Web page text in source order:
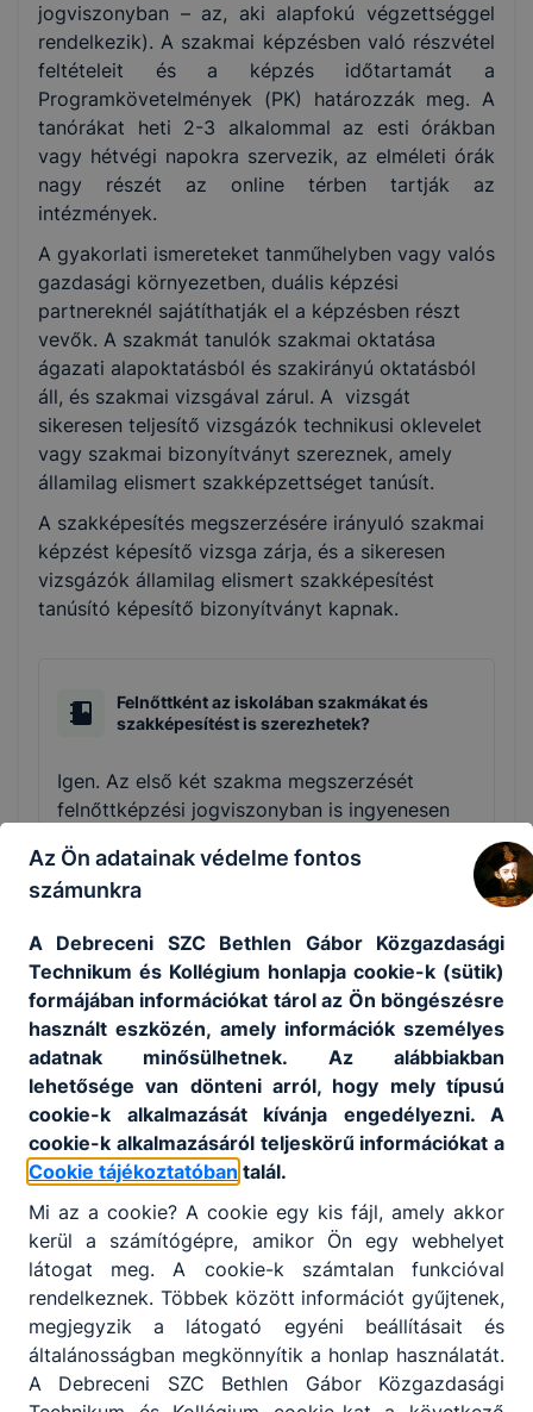
jogviszonyban – az, aki alapfokú végzettséggel
rendelkezik). A szakmai képzésben való részvétel
feltételeit és a képzés időtartamát a
Programkövetelmények (PK) határozzák meg. A
tanórákat heti 2-3 alkalommal az esti órákban
vagy hétvégi napokra szervezik, az elméleti órák
nagy részét az online térben tartják az
intézmények.
A gyakorlati ismereteket tanműhelyben vagy valós
gazdasági környezetben, duális képzési
partnereknél sajátíthatják el a képzésben részt
vevők. A szakmát tanulók szakmai oktatása
ágazati alapoktatásból és szakirányú oktatásból
áll, és szakmai vizsgával zárul. A vizsgát
sikeresen teljesítő vizsgázók technikusi oklevelet
vagy szakmai bizonyítványt szereznek, amely
államilag elismert szakképzettséget tanúsít.
A szakképesítés megszerzésére irányuló szakmai
képzést képesítő vizsga zárja, és a sikeresen
vizsgázók államilag elismert szakképesítést
tanúsító képesítő bizonyítványt kapnak.
Felnőttként az iskolában szakmákat és
szakképesítést is szerezhetek?
Igen. Az első két szakma megszerzését
felnőttképzési jogviszonyban is ingyenesen
az együttműködési megállapodással
rendelkező nem állami szakképző intézmény
részvételre jogosult. Ingyenes képzéseinken
az első képesítő vizsga letételéig
térítésmentesen tanulhatnak azok, akik még
nem rendelkeznek az új szakképzési
rendszerben szerzett szakképesítéssel
Munka mellett is tudok szakmát vagy
államilag elismert szakképesítést szerezni?
Az iskolák a felnőttek számára mind a
szakmai oktatást, mind a szakmai képzést
rugalmasan, akár munka mellett, rövid idő
alatt szervezik meg, gyakran az esti órákban,
akár hétvégén is. Az egyes intézmények
Az Ön adatainak védelme fontos
számunkra
A Debreceni SZC Bethlen Gábor Közgazdasági
Technikum és Kollégium honlapja cookie-k (sütik)
formájában információkat tárol az Ön böngészésre
használt eszközén, amely információk személyes
adatnak minősülhetnek. Az alábbiakban
lehetősége van dönteni arról, hogy mely típusú
cookie-k alkalmazását kívánja engedélyezni. A
cookie-k alkalmazásáról teljeskörű információkat a
Cookie tájékoztatóban talál.
Mi az a cookie? A cookie egy kis fájl, amely akkor
kerül a számítógépre, amikor Ön egy webhelyet
látogat meg. A cookie-k számtalan funkcióval
rendelkeznek. Többek között információt gyűjtenek,
megjegyzik a látogató egyéni beállításait és
általánosságban megkönnyítik a honlap használatát.
A Debreceni SZC Bethlen Gábor Közgazdasági